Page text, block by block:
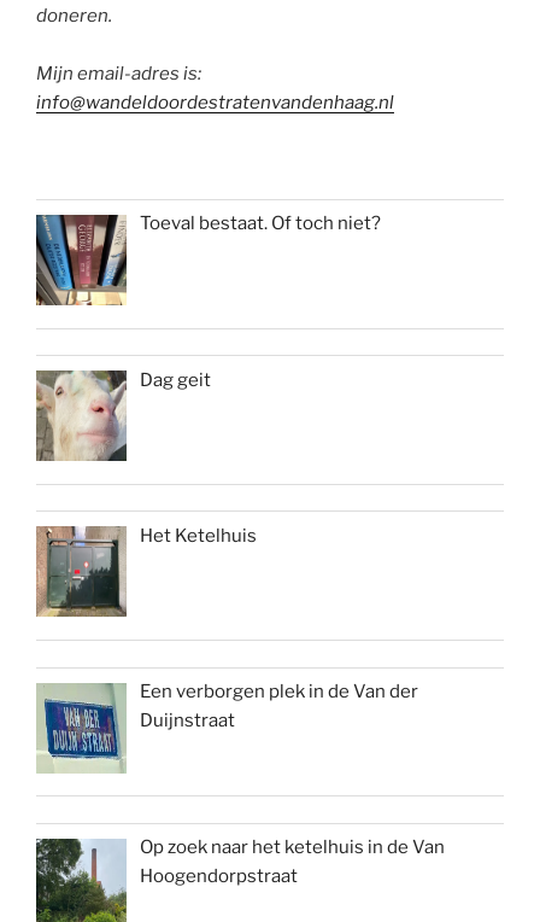
doneren.
Mijn email-adres is:
info@wandeldoordestratenvandenhaag.nl
Toeval bestaat. Of toch niet?
Dag geit
Het Ketelhuis
Een verborgen plek in de Van der
Duijnstraat
Op zoek naar het ketelhuis in de Van
Hoogendorpstraat